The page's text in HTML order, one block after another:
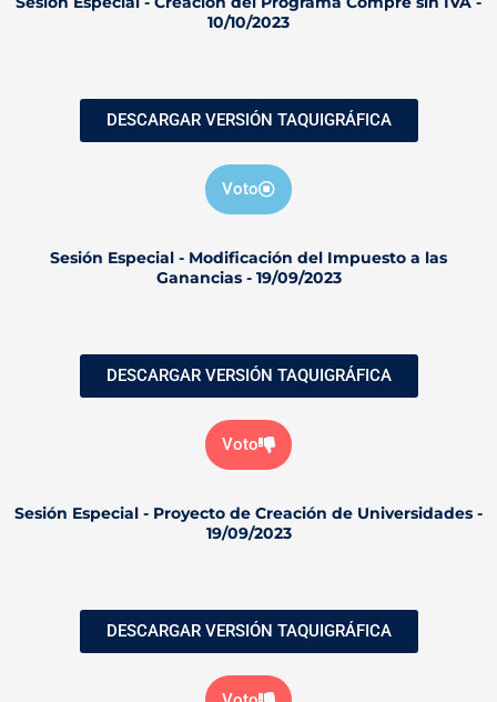
10/10/2023
DESCARGAR VERSIÓN TAQUIGRÁFICA
Voto
Sesión Especial - Modificación del Impuesto a las
Ganancias - 19/09/2023
DESCARGAR VERSIÓN TAQUIGRÁFICA
Voto
Sesión Especial - Proyecto de Creación de Universidades -
19/09/2023
DESCARGAR VERSIÓN TAQUIGRÁFICA